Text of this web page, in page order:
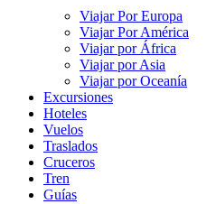
Viajar Por Europa
Viajar Por América
Viajar por África
Viajar por Asia
Viajar por Oceanía
Excursiones
Hoteles
Vuelos
Traslados
Cruceros
Tren
Guías